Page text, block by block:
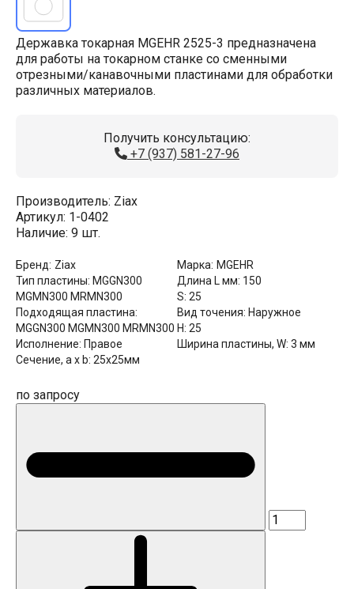
Державка токарная MGEHR 2525-3 предназначена
для работы на токарном станке со сменными
отрезными/канавочными пластинами для обработки
различных материалов.
Получить консультацию:
+7 (937) 581-27-96
Производитель: Ziax
Артикул: 1-0402
Наличие: 9 шт.
Бренд: Ziax Марка: MGEHR
Тип пластины: MGGN300
MGMN300 MRMN300
Длина L мм: 150
S: 25
Подходящая пластина:
MGGN300 MGMN300 MRMN300
Вид точения: Наружное
H: 25
Исполнение: Правое Ширина пластины, W: 3 мм
Сечение, a x b: 25x25мм
по запросу